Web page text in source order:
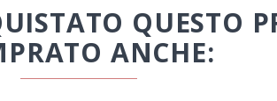
QUESTO
ANCHE: